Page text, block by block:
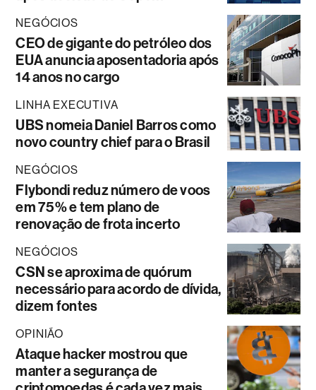
NEGÓCIOS
CEO de gigante do petróleo dos
EUA anuncia aposentadoria após
14 anos no cargo
LINHA EXECUTIVA
UBS nomeia Daniel Barros como
novo country chief para o Brasil
NEGÓCIOS
Flybondi reduz número de voos
em 75% e tem plano de
renovação de frota incerto
NEGÓCIOS
CSN se aproxima de quórum
necessário para acordo de dívida,
dizem fontes
OPINIÃO
Ataque hacker mostrou que
manter a segurança de